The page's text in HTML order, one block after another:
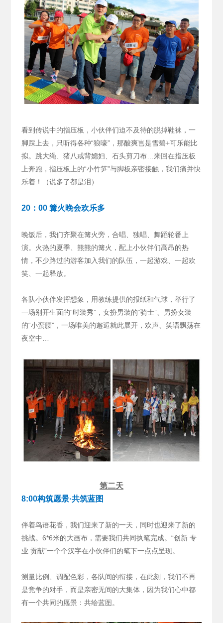
看到传说中的指压板，小伙伴们迫不及待的脱掉鞋袜，一
脚踩上去，只听得各种“狼嚎”，那酸爽岂是雪碧+可乐能比
拟。跳大绳、猪八戒背媳妇、石头剪刀布…来回在指压板
上奔跑，指压板上的“小竹笋”与脚板亲密接触，我们痛并快
乐着！（说多了都是泪）
20：00 篝火晚会欢乐多
晚饭后，我们齐聚在篝火旁，合唱、独唱、舞蹈轮番上
演。火热的夏季、熊熊的篝火，配上小伙伴们高昂的热
情，不少路过的游客加入我们的队伍，一起游戏、一起欢
笑、一起释放。
各队小伙伴发挥想象，用教练提供的报纸和气球，举行了
一场别开生面的“时装秀”，女扮男装的“骑士”、男扮女装
的“小蛮腰”，一场唯美的邂逅就此展开，欢声、笑语飘荡在
夜空中…
第二天
8:00构筑愿景·共筑蓝图
伴着鸟语花香，我们迎来了新的一天，同时也迎来了新的
挑战。6*6米的大画布，需要我们共同执笔完成。“创新 专
业 贡献”一个个汉字在小伙伴们的笔下一点点呈现。
测量比例、调配色彩，各队间的衔接，在此刻，我们不再
是竞争的对手，而是亲密无间的大集体，因为我们心中都
有一个共同的愿景：共绘蓝图。